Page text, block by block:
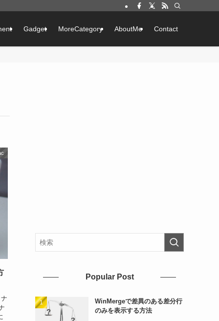
Gadget MoreCategory AboutMe Contact
Popular Post
WinMergeで差異のある差分行
のみを表示する方法